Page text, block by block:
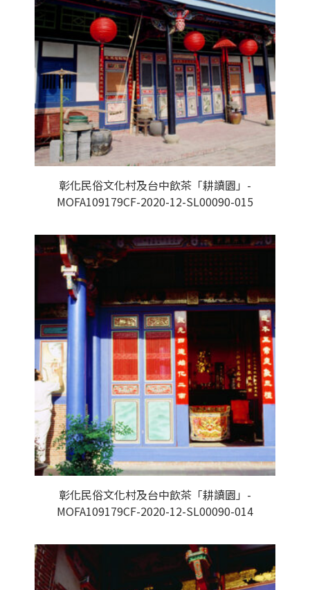
彰化民俗文化村及台中飲茶「耕讀園」-
MOFA109179CF-2020-12-SL00090-015
彰化民俗文化村及台中飲茶「耕讀園」-
MOFA109179CF-2020-12-SL00090-014